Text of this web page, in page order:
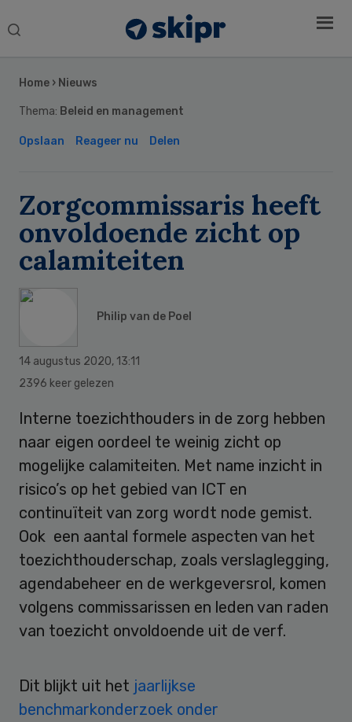
Search
Home › Nieuws
Thema: Beleid en management
Opslaan Reageer nu Delen
Zorgcommissaris heeft
onvoldoende zicht op
calamiteiten
Philip van de Poel
14 augustus 2020, 13:11
2396 keer gelezen
Interne toezichthouders in de zorg hebben
naar eigen oordeel te weinig zicht op
mogelijke calamiteiten. Met name inzicht in
risico’s op het gebied van ICT en
continuïteit van zorg wordt node gemist.
Ook een aantal formele aspecten van het
toezichthouderschap, zoals verslaglegging,
agendabeheer en de werkgeversrol, komen
volgens commissarissen en leden van raden
van toezicht onvoldoende uit de verf.
Dit blijkt uit het jaarlijkse
benchmarkonderzoek onder
Sidebar